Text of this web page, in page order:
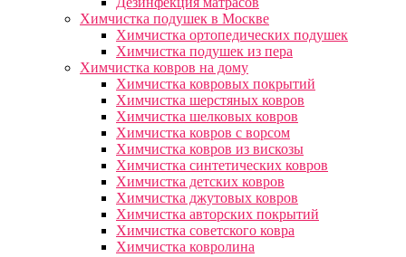
Химчистка подушек в Москве
Химчистка ортопедических подушек
Химчистка подушек из пера
Химчистка ковров на дому
Химчистка ковровых покрытий
Химчистка шерстяных ковров
Химчистка шелковых ковров
Химчистка ковров с ворсом
Химчистка ковров из вискозы
Химчистка синтетических ковров
Химчистка детских ковров
Химчистка джутовых ковров
Химчистка авторских покрытий
Химчистка советского ковра
Химчистка ковролина